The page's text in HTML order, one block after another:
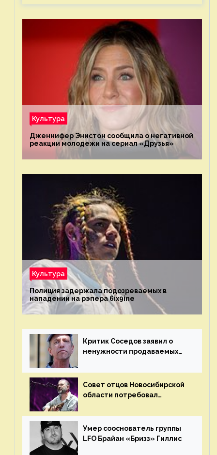
Культура
Дженнифер Энистон сообщила о негативной
реакции молодежи на сериал «Друзья»
Культура
Полиция задержала подозреваемых в
нападении на рэпера 6ix9ine
Критик Соседов заявил о
ненужности продаваемых
Совет отцов Новосибирской
области потребовал
«Сплин»
Умер сооснователь группы
LFO Брайан «Бризз» Гиллис